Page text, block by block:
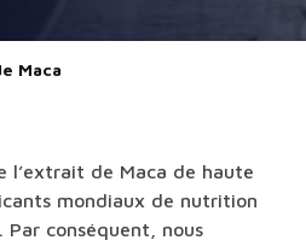
Maca
l’extrait de Maca de haute
mondiaux de nutrition
conséquent, nous